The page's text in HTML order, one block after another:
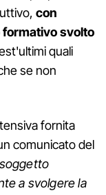
con
svolto
quali
se non
fornita
comunicato del
a svolgere la